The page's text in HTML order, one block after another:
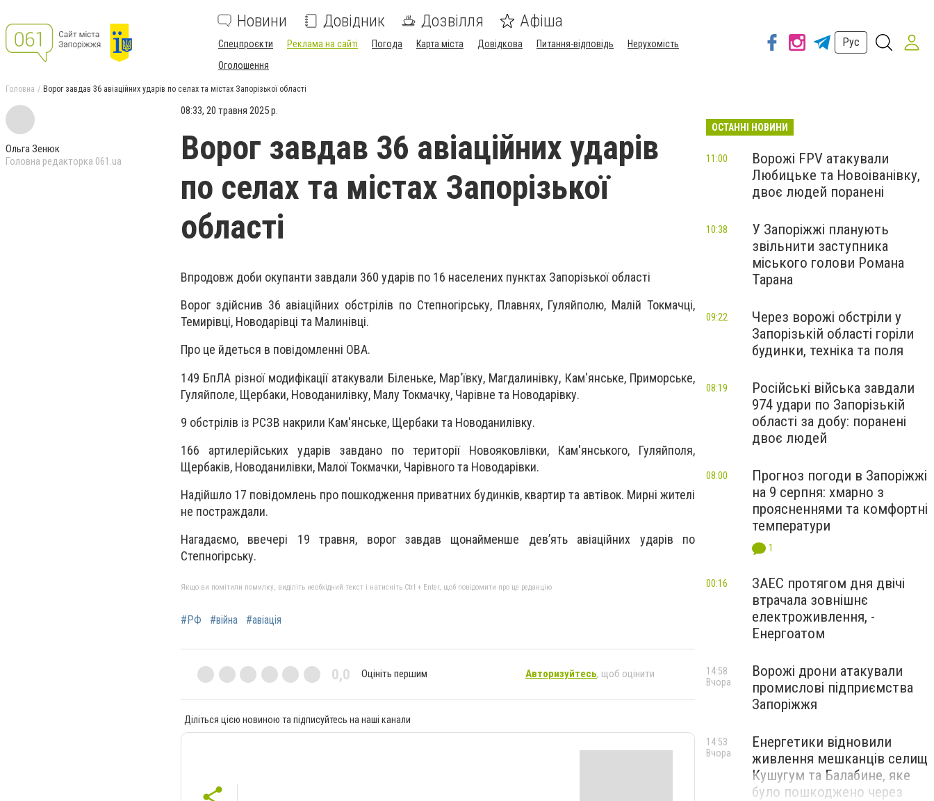
Новини Довідник Дозвілля Афіша
Спецпроєкти Реклама на сайті Погода Карта міста Довідкова Питання-відповідь
Нерухомість
Оголошення
Рус
Головна Ворог завдав 36 авіаційних ударів по селах та містах Запорізької області
Ольга Зенюк
Головна редакторка 061.ua
08:33, 20 травня 2025 р.
Ворог завдав 36 авіаційних ударів
по селах та містах Запорізької
області
Впродовж доби окупанти завдали 360 ударів по 16 населених пунктах Запорізької області
Ворог здійснив 36 авіаційних обстрілів по Степногірську, Плавнях, Гуляйполю, Малій Токмачці,
Темирівці, Новодарівці та Малинівці.
Про це йдеться в повідомленні ОВА.
149 БпЛА різної модифікації атакували Біленьке, Мар'ївку, Магдалинівку, Кам'янське, Приморське,
Гуляйполе, Щербаки, Новоданилівку, Малу Токмачку, Чарівне та Новодарівку.
9 обстрілів із РСЗВ накрили Кам'янське, Щербаки та Новоданилівку.
166 артилерійських ударів завдано по території Новояковлівки, Кам'янського, Гуляйполя,
Щербаків, Новоданилівки, Малої Токмачки, Чарівного та Новодарівки.
Надійшло 17 повідомлень про пошкодження приватних будинків, квартир та автівок. Мирні жителі
не постраждали.
Нагадаємо, ввечері 19 травня, ворог завдав щонайменше девʼять авіаційних ударів по
Степногірську.
Якщо ви помітили помилку, виділіть необхідний текст і натисніть Ctrl + Enter, щоб повідомити про це редакцію
#РФ #війна #авіація
0,0 Оцініть першим Авторизуйтесь, щоб оцінити
Діліться цією новиною та підписуйтесь на наші канали
ОСТАННІ НОВИНИ
Ворожі FPV атакували
Любицьке та Новоіванівку,
двоє людей поранені
11:00
У Запоріжжі планують
звільнити заступника
міського голови Романа
Тарана
10:38
Через ворожі обстріли у
Запорізькій області горіли
будинки, техніка та поля
09:22
Російські війська завдали
974 удари по Запорізькій
області за добу: поранені
двоє людей
08:19
Прогноз погоди в Запоріжжі
на 9 серпня: хмарно з
проясненнями та комфортні
температури
1
08:00
ЗАЕС протягом дня двічі
втрачала зовнішнє
електроживлення, -
Енергоатом
00:16
Ворожі дрони атакували
промислові підприємства
Запоріжжя
14:58
Вчора
Енергетики відновили
живлення мешканців селищ
Кушугум та Балабине, яке
було пошкоджено через
14:53
Вчора